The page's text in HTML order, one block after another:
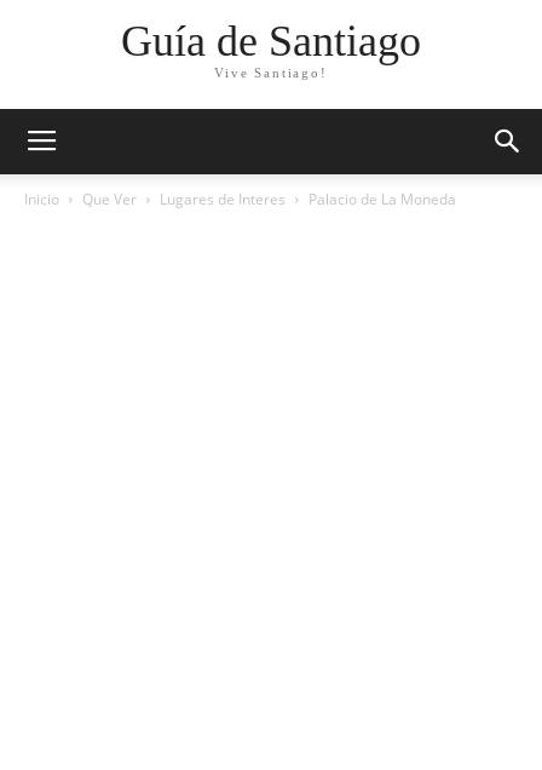
Guía de Santiago
Vive Santiago!
Inicio Que Ver Lugares de Interes Palacio de La Moneda